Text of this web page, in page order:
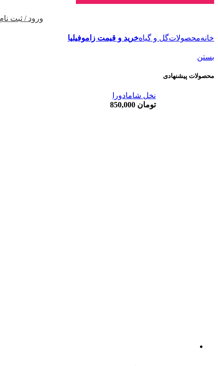
ورود / ثبت نام
خانهمحصولاتگل و گیاهخرید و قیمت زاموفیلیا
بستن
محصولات پیشنهادی
نخل شامادورا
تومان